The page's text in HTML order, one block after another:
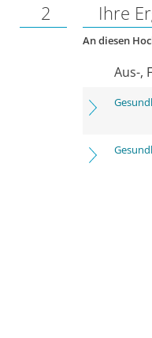
2 Ihre
An diesen
Aus-,